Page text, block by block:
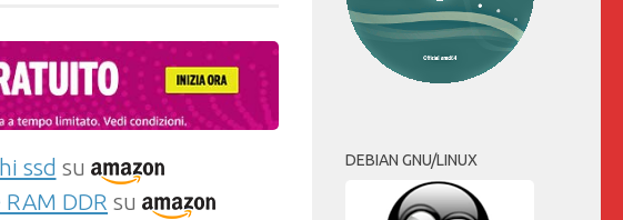
ssd su
DDR su
DEBIAN GNU/LINUX